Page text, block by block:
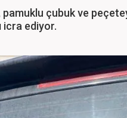
çubuk ve
icra ediyor.